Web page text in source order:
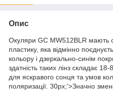
Опис
Окуляри GC MW512BLR мають
пластику, яка відмінно
кольору і дзеркально-синім
здатність таких лінз складає
для яскравого сонця та умов
поляризації. 30px;'>Значно